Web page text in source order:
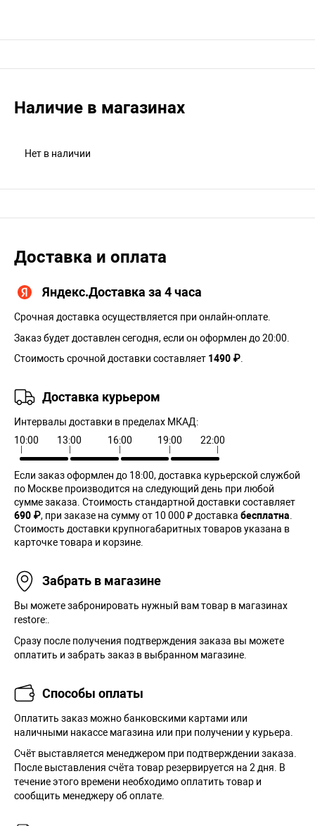
Наличие в магазинах
Нет в наличии
Доставка и оплата
Яндекс.Доставка за 4 часа
Срочная доставка осуществляется при онлайн-оплате.
Заказ будет доставлен сегодня, если он оформлен до 20:00.
Стоимость срочной доставки составляет 1490 ₽
Доставка курьером
Интервалы доставки в пределах МКАД:
10:00
13:00 16:00 19:00 22:00
Если заказ оформлен до 18:00, доставка курьерской службой
по Москве производится на следующий день при любой
сумме заказа. Cтоимость стандартной доставки составляет
690 ₽, при заказе на сумму от 10 000 ₽ доставка бесплатна
Стоимость доставки крупногабаритных товаров указана в
карточке товара и корзине.
Забрать в магазине
Вы можете забронировать нужный вам товар в магазинах
restore:.
Сразу после получения подтверждения заказа вы можете
оплатить и забрать заказ в выбранном магазине.
Способы оплаты
Оплатить заказ можно банковскими картами или
наличными накассе магазина или при получении у курьера.
Cчёт выставляется менеджером при подтверждении заказа.
После выставления счёта товар резервируется на 2 дня. В
течение этого времени необходимо оплатить товар и
сообщить менеджеру об оплате.